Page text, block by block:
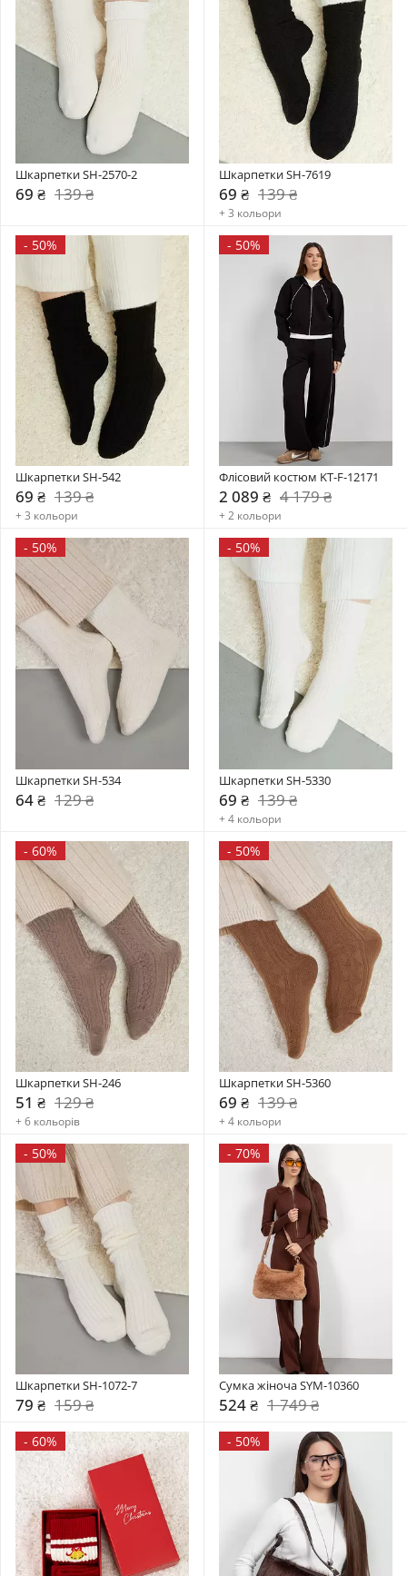
Шкарпетки SH-2570-2
69 ₴ 139 ₴
Шкарпетки SH-7619
69 ₴ 139 ₴
+ 3 кольори
- 50%
Шкарпетки SH-542
69 ₴ 139 ₴
+ 3 кольори
- 50%
Флісовий костюм KT-F-12171
2 089 ₴ 4 179 ₴
+ 2 кольори
- 50%
Шкарпетки SH-534
64 ₴ 129 ₴
- 50%
Шкарпетки SH-5330
69 ₴ 139 ₴
+ 4 кольори
- 60%
Шкарпетки SH-246
51 ₴ 129 ₴
+ 6 кольорів
- 50%
Шкарпетки SH-5360
69 ₴ 139 ₴
+ 4 кольори
- 50%
Шкарпетки SH-1072-7
79 ₴ 159 ₴
- 70%
Сумка жіноча SYM-10360
524 ₴ 1 749 ₴
- 60% - 50%